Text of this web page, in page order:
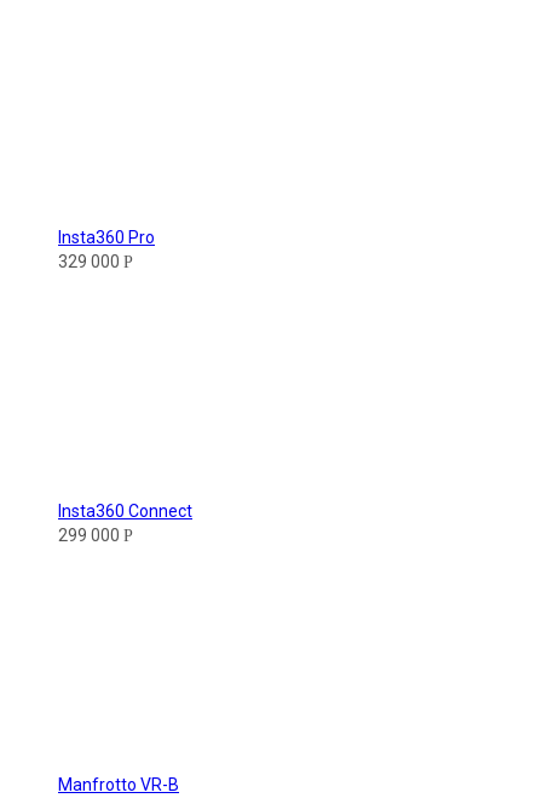
Insta360 Pro
329 000 Р
Insta360 Connect
299 000 Р
Manfrotto VR-B